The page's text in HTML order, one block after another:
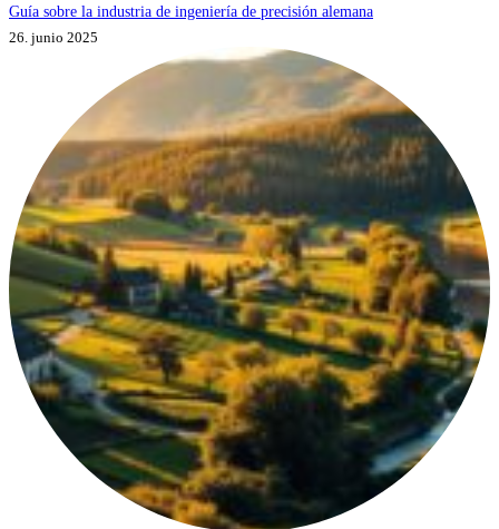
Guía sobre la industria de ingeniería de precisión alemana
26. junio 2025